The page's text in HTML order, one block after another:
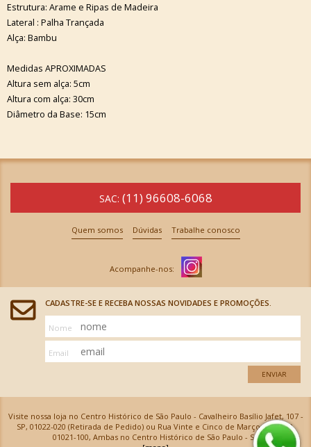
Estrutura: Arame e Ripas de Madeira
Lateral : Palha Trançada
Alça: Bambu
Medidas APROXIMADAS
Altura sem alça: 5cm
Altura com alça: 30cm
Diâmetro da Base: 15cm
SAC: (11) 96608-6068
Quem somos Dúvidas Trabalhe conosco
CADASTRE-SE E RECEBA NOSSAS NOVIDADES E PROMOÇÕES.
Nome
Email
ENVIAR
Visite nossa loja no Centro Histórico de São Paulo - Cavalheiro Basílio Jafet, 107 -
SP, 01022-020 (Retirada de Pedido) ou Rua Vinte e Cinco de Março, 576 - SP,
01021-100, Ambas no Centro Histórico de São Paulo - SP